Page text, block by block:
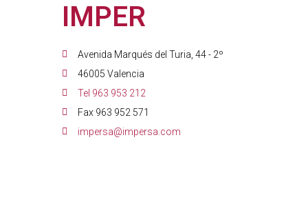
IMPER
Avenida Marqués del Turia, 44 - 2º
46005 Valencia
Tel 963 953 212
Fax 963 952 571
impersa@impersa.com